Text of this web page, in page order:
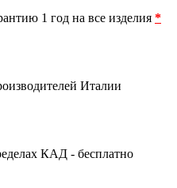
1 год на все изделия *
Италии
КАД - бесплатно